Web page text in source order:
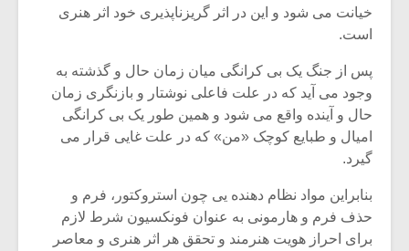
خیانت می شود و این در اثر گریزناپذیری خود اثر هنری
است.
پس از جنگ یک بی کرانگی میان زمان حال و گذشته به
وجود می آید که در علت فاعلی نوشتار و بازنگری زمان
حال و آینده واقع می شود و همین طور یک بی کرانگی
امیال و طبایع کوچک «من» که در علت غایی قرار می
گیرد.
بنابراین مواد نظام دهنده یی چون استروکتور، فرم و
حذف فرم و هارمونی به عنوان فونکسیون شرط لازم
برای احراز هویت هنرمند و تحقق هر اثر هنری و معاصر
شیش و نیم»
اگر نمی توانی
مشهورترین باشی،
بدنام ترین باش